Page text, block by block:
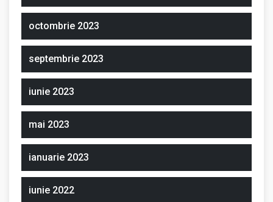
octombrie 2023
septembrie 2023
iunie 2023
mai 2023
ianuarie 2023
iunie 2022